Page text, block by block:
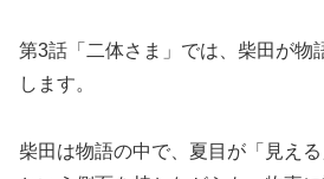
第3話「二体さま」では、柴田が物
します。
柴田は物語の中で、夏目が「見え